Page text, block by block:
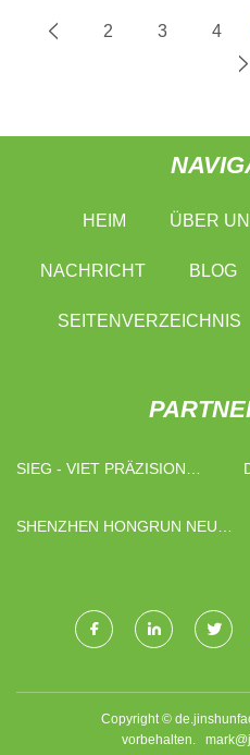
2 3 4
HEIM ÜBER
NACHRICHT BLOG
SEITENVERZEICHNIS
SIEG - VIET PRÄZISION
SHENZHEN HONGRUN NEUE
Copyright ©
vorbehalten.